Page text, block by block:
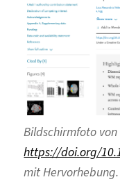
Bildschirmfoto von
https://doi.org/
mit